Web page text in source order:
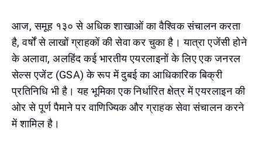
आज, समूह १३० से अधिक शाखाओं का वैश्विक संचालन करता
है, वर्षों से लाखों ग्राहकों की सेवा कर चुका है। यात्रा एजेंसी होने
के अलावा, अलहिंद कई भारतीय एयरलाइनों के लिए एक जनरल
सेल्स एजेंट (GSA) के रूप में दुबई का आधिकारिक बिक्री
प्रतिनिधि भी है। यह भूमिका एक निर्धारित क्षेत्र में एयरलाइन की
ओर से पूर्ण पैमाने पर वाणिज्यिक और ग्राहक सेवा संचालन करने
में शामिल है।